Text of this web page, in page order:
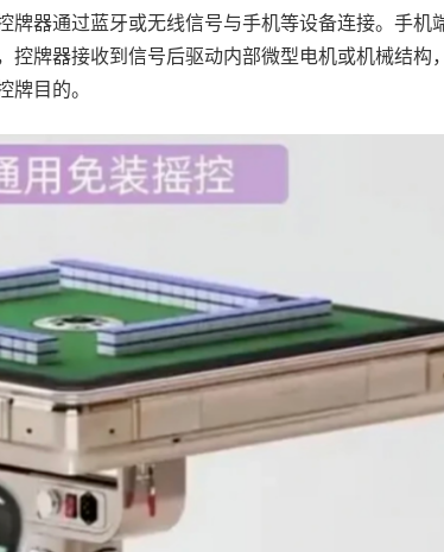
牌器通过蓝牙或无线信号与手机等设备连接。手机
控牌器接收到信号后驱动内部微型电机或机械结构
目的。